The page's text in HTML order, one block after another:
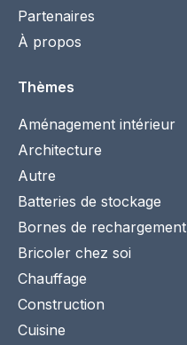
Partenaires
À propos
Thèmes
Aménagement intérieur
Architecture
Autre
Batteries de stockage
Bornes de rechargement
Bricoler chez soi
Chauffage
Construction
Cuisine